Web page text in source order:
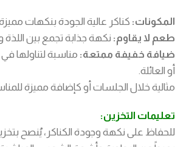
المكونات: كناكر عالية الجودة بنكهات
طعم لا يقاوم: نكهة جذابة تجمع بين
ضيافة خفيفة ممتعة: مناسبة لتناولها
أو العائلة.
مثالية خلال الجلسات أو كإضافة مميزة
تعليمات التخزين:
للحفاظ على نكهة وجودة الكناكر، يُنصح